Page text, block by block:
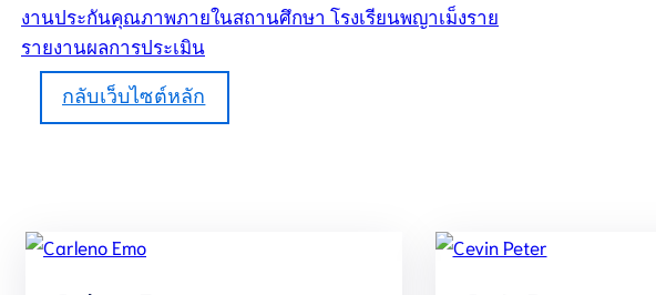
งานประกันคุณภาพภายในสถานศึกษา โรงเรียนพญาเม็งราย
รายงานผลการประเมิน
กลับเว็บไซต์หลัก